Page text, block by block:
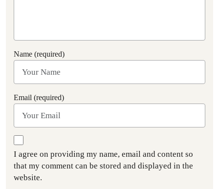
Name (required)
Email (required)
I agree on providing my name, email and content so
that my comment can be stored and displayed in the
website.